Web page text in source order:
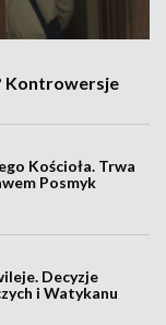
Kontrowersje
Kościoła. Trwa
Posmyk
Decyzje
i Watykanu